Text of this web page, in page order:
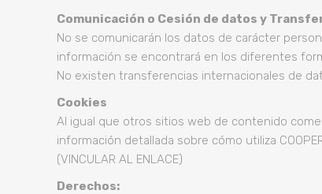
Comunicación o Cesión de datos y
No se comunicarán los datos de carácter
información se encontrará en los diferentes
No existen transferencias internacionales de
Cookies
Al igual que otros sitios web de contenido
información detallada sobre cómo utiliza
(VINCULAR AL ENLACE)
Derechos: